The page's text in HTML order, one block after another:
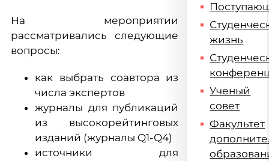
На мероприятии
рассматривались следующие
вопросы:
как выбрать соавтора из
числа экспертов
журналы для публикаций
из высокорейтинговых
изданий (журналы Q1-Q4)
источники для
жизнь
Ученый
совет
Факультет